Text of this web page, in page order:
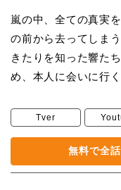
嵐の中、全ての真実
の前から去ってしま
きたりを知った響た
め、本人に会いに行
Tver
無料で全